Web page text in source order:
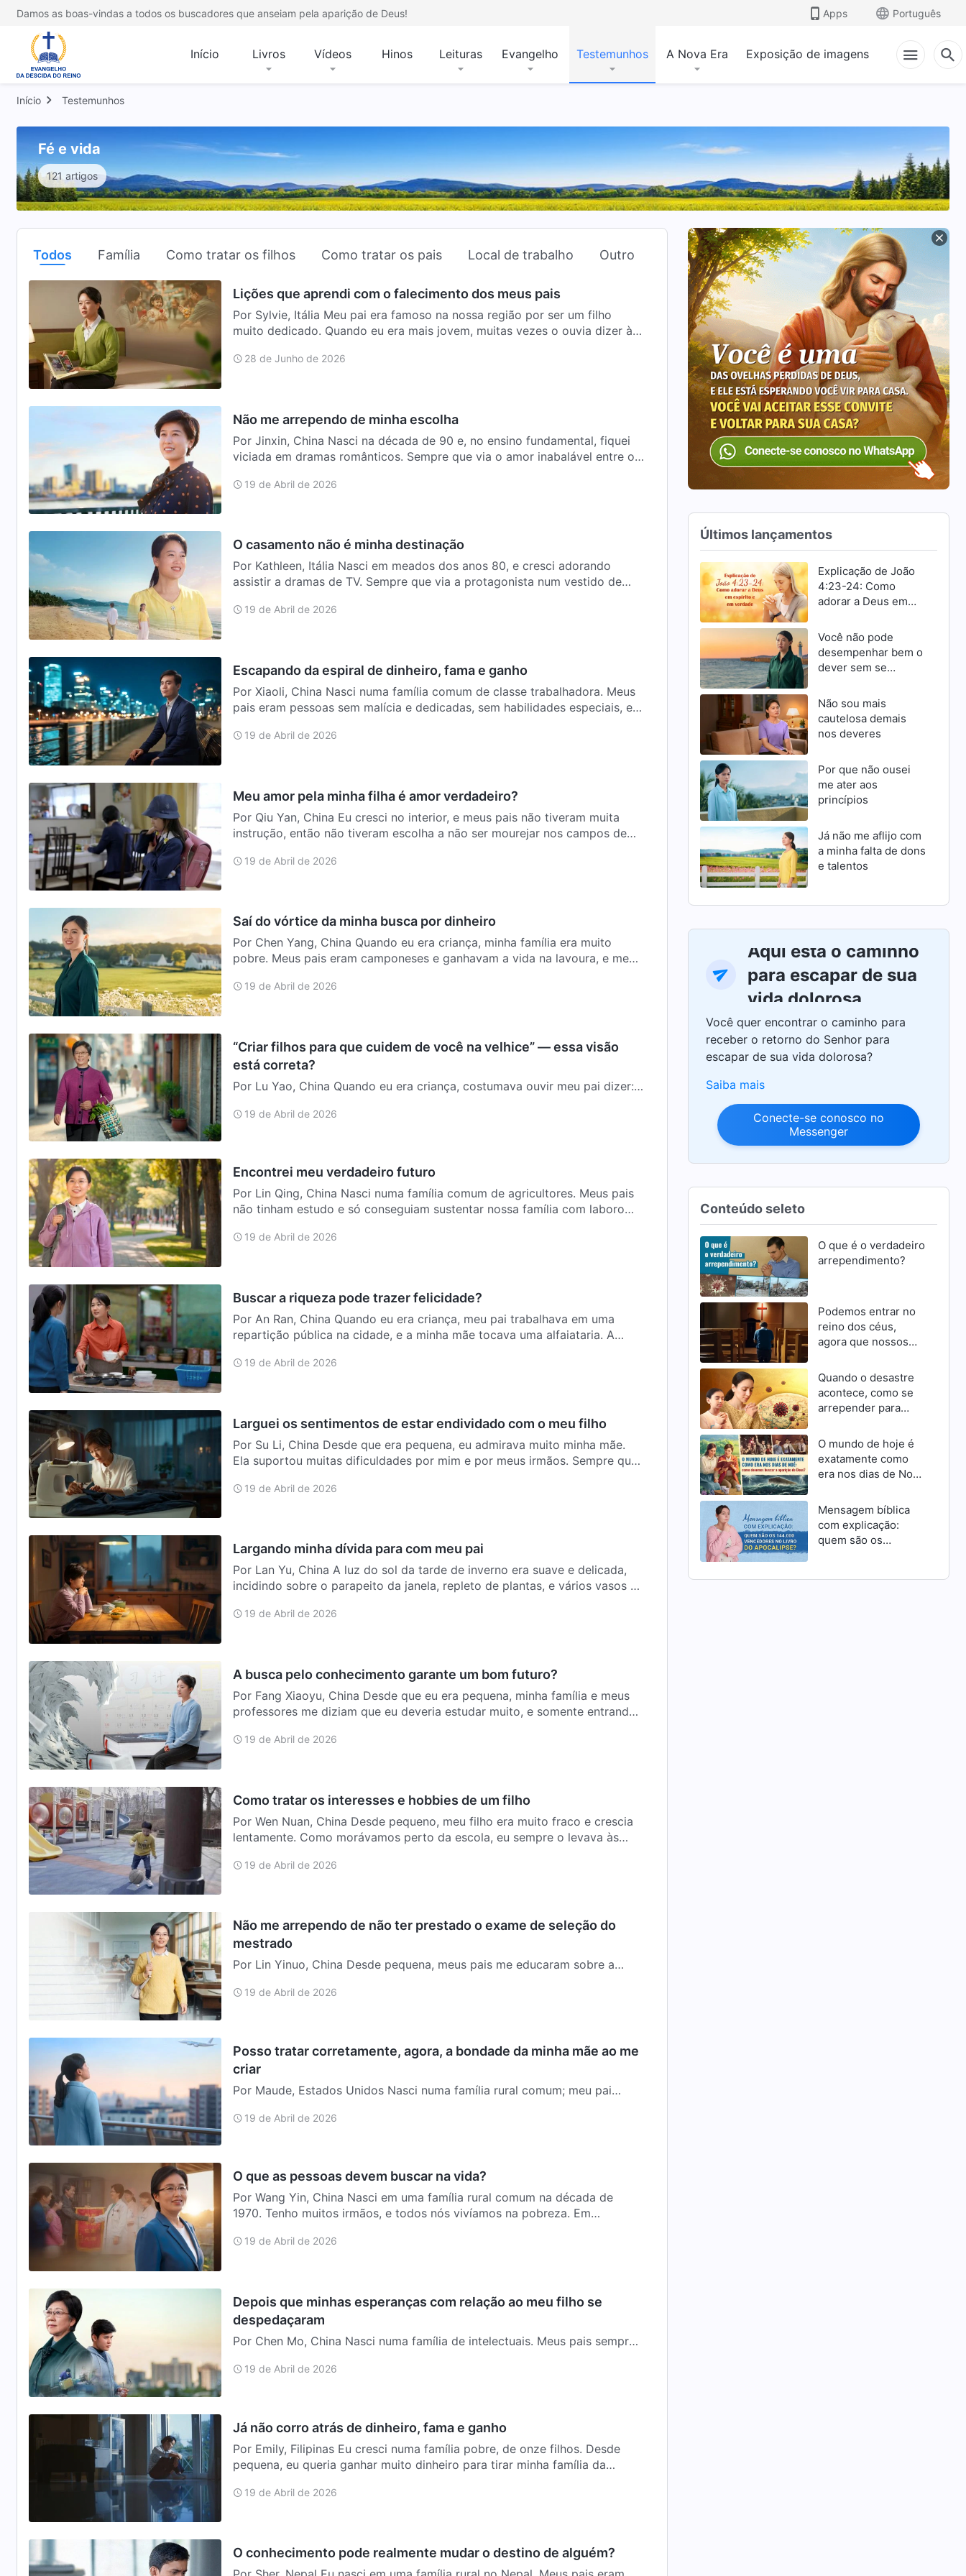
Damos as boas-vindas a todos os buscadores que anseiam pela aparição de Deus! Apps Português
Início Livros Vídeos Hinos Leituras Evangelho Testemunhos A Nova Era Exposição de imagens
Início Testemunhos
Fé e vida
121 artigos
Todos Família Como tratar os filhos Como tratar os pais Local de trabalho Outro
Lições que aprendi com o falecimento dos meus pais
Por Sylvie, Itália Meu pai era famoso na nossa região por ser um filho
muito dedicado. Quando eu era mais jovem, muitas vezes o ouvia dizer à
28 de Junho de 2026
Não me arrependo de minha escolha
Por Jinxin, China Nasci na década de 90 e, no ensino fundamental, fiquei
viciada em dramas românticos. Sempre que via o amor inabalável entre os
19 de Abril de 2026
O casamento não é minha destinação
Por Kathleen, Itália Nasci em meados dos anos 80, e cresci adorando
assistir a dramas de TV. Sempre que via a protagonista num vestido de
19 de Abril de 2026
Escapando da espiral de dinheiro, fama e ganho
Por Xiaoli, China Nasci numa família comum de classe trabalhadora. Meus
pais eram pessoas sem malícia e dedicadas, sem habilidades especiais, e
19 de Abril de 2026
Meu amor pela minha filha é amor verdadeiro?
Por Qiu Yan, China Eu cresci no interior, e meus pais não tiveram muita
instrução, então não tiveram escolha a não ser mourejar nos campos de
19 de Abril de 2026
Saí do vórtice da minha busca por dinheiro
Por Chen Yang, China Quando eu era criança, minha família era muito
pobre. Meus pais eram camponeses e ganhavam a vida na lavoura, e meu
19 de Abril de 2026
“Criar filhos para que cuidem de você na velhice” — essa visão
está correta?
Por Lu Yao, China Quando eu era criança, costumava ouvir meu pai dizer:
mãe e eu…
19 de Abril de 2026
Encontrei meu verdadeiro futuro
Por Lin Qing, China Nasci numa família comum de agricultores. Meus pais
não tinham estudo e só conseguiam sustentar nossa família com laboro
19 de Abril de 2026
Buscar a riqueza pode trazer felicidade?
Por An Ran, China Quando eu era criança, meu pai trabalhava em uma
repartição pública na cidade, e a minha mãe tocava uma alfaiataria. A
19 de Abril de 2026
Larguei os sentimentos de estar endividado com o meu filho
Por Su Li, China Desde que era pequena, eu admirava muito minha mãe.
Ela suportou muitas dificuldades por mim e por meus irmãos. Sempre que
19 de Abril de 2026
Largando minha dívida para com meu pai
Por Lan Yu, China A luz do sol da tarde de inverno era suave e delicada,
incidindo sobre o parapeito da janela, repleto de plantas, e vários vasos de
19 de Abril de 2026
A busca pelo conhecimento garante um bom futuro?
Por Fang Xiaoyu, China Desde que eu era pequena, minha família e meus
professores me diziam que eu deveria estudar muito, e somente entrando
19 de Abril de 2026
Como tratar os interesses e hobbies de um filho
Por Wen Nuan, China Desde pequeno, meu filho era muito fraco e crescia
lentamente. Como morávamos perto da escola, eu sempre o levava às
19 de Abril de 2026
Não me arrependo de não ter prestado o exame de seleção do
mestrado
Por Lin Yinuo, China Desde pequena, meus pais me educaram sobre a
emprego se obtive…
19 de Abril de 2026
Posso tratar corretamente, agora, a bondade da minha mãe ao me
criar
Por Maude, Estados Unidos Nasci numa família rural comum; meu pai
criou a mim e a …
19 de Abril de 2026
O que as pessoas devem buscar na vida?
Por Wang Yin, China Nasci em uma família rural comum na década de
1970. Tenho muitos irmãos, e todos nós vivíamos na pobreza. Em
19 de Abril de 2026
Depois que minhas esperanças com relação ao meu filho se
despedaçaram
Por Chen Mo, China Nasci numa família de intelectuais. Meus pais sempre
elas”, “…
19 de Abril de 2026
Já não corro atrás de dinheiro, fama e ganho
Por Emily, Filipinas Eu cresci numa família pobre, de onze filhos. Desde
pequena, eu queria ganhar muito dinheiro para tirar minha família da
19 de Abril de 2026
O conhecimento pode realmente mudar o destino de alguém?
Últimos lançamentos
Explicação de João
4:23-24: Como
adorar a Deus em
verdade
Você não pode
desempenhar bem o
dever sem se
progredir
Não sou mais
cautelosa demais
nos deveres
Por que não ousei
me ater aos
princípios
Já não me aflijo com
a minha falta de dons
e talentos
Aqui está o caminho
para escapar de sua
vida dolorosa
Você quer encontrar o caminho para
receber o retorno do Senhor para
escapar de sua vida dolorosa?
Saiba mais
Conecte-se conosco no
Messenger
Conteúdo seleto
O que é o verdadeiro
arrependimento?
Podemos entrar no
reino dos céus,
agora que nossos
perdoados?
Quando o desastre
acontece, como se
arrepender para
misericórdia de
Deus como cristãos
O mundo de hoje é
exatamente como
era nos dias de Noé:
buscar a aparição de
Deus?
Mensagem bíblica
com explicação:
quem são os